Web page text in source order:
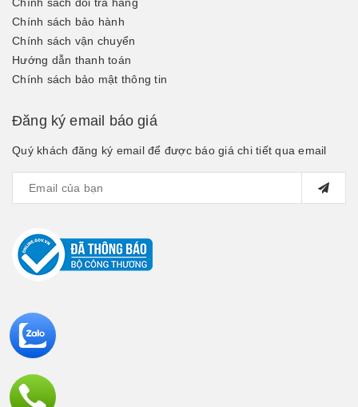
Chính sách đổi trả hàng
Chính sách bảo hành
Chính sách vận chuyển
Hướng dẫn thanh toán
Chính sách bảo mật thông tin
Đăng ký email báo giá
Quý khách đăng ký email để được báo giá chi tiết qua email